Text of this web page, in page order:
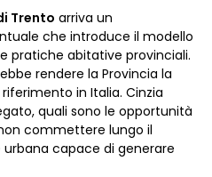
Trento arriva un
che introduce il modello
pratiche abitative provinciali.
rendere la Provincia la
in Italia. Cinzia
quali sono le opportunità
commettere lungo il
capace di generare